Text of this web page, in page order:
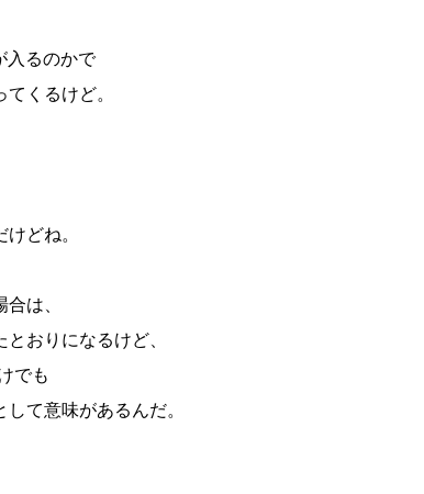
入るのかで
くるけど。
どね。
は、
とおりになるけど、
でも
して意味があるんだ。